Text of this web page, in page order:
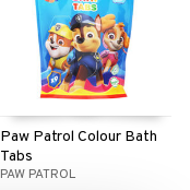
Paw Patrol Colour Bath
Tabs
PAW PATROL